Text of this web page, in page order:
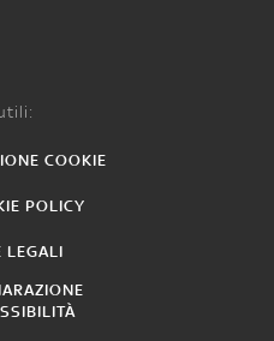
COOKIE
POLICY
LEGALI